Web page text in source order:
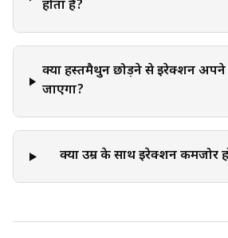
होता है?
क्या हस्तमैथुन छोड़ने से इरेक्शन
जाएगा?
क्या उम्र के साथ इरेक्शन कमजोर